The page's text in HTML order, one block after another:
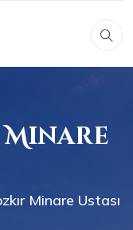
Minare
Minare Ustası